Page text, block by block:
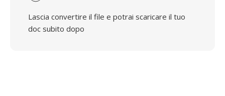
Lascia convertire il file e potrai scaricare il tuo
doc subito dopo